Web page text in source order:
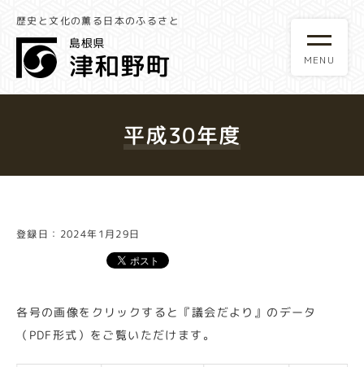
歴史と文化の薫る日本のふるさと
平成30年度
登録日：2024年1月29日
各号の画像をクリックすると『議会だより』のデータ
（PDF形式）をご覧いただけます。